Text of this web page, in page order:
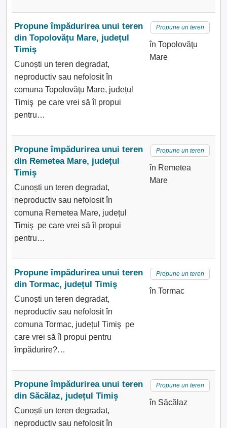
Propune împădurirea unui teren
din Topolovăţu Mare, județul
Timiş
Cunoști un teren degradat,
neproductiv sau nefolosit în
comuna Topolovăţu Mare, județul
Timiş pe care vrei să îl propui
pentru…
Propune un teren
în Topolovăţu
Mare
Propune împădurirea unui teren
din Remetea Mare, județul
Timiş
Cunoști un teren degradat,
neproductiv sau nefolosit în
comuna Remetea Mare, județul
Timiş pe care vrei să îl propui
pentru…
Propune un teren
în Remetea
Mare
Propune împădurirea unui teren
din Tormac, județul Timiş
Cunoști un teren degradat,
neproductiv sau nefolosit în
comuna Tormac, județul Timiş pe
care vrei să îl propui pentru
împădurire?…
Propune un teren
în Tormac
Propune împădurirea unui teren
din Săcălaz, județul Timiş
Cunoști un teren degradat,
neproductiv sau nefolosit în
Propune un teren
în Săcălaz